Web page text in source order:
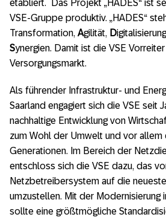
etabliert. Das Projekt „HADES“ ist
VSE-Gruppe produktiv. „HADES“
Transformation, Agilität, D
Synergien. Damit ist die VSE
Versorgungsmarkt.
Als führender Infrastruktur- und
Saarland engagiert sich die VSE seit
nachhaltige Entwicklung von
zum Wohl der Umwelt und vor allem
Generationen. Im Bereich der
entschloss sich die VSE dazu, das
Netzbetreibersystem auf die
umzustellen. Mit der Modernisierung
sollte eine größtmögliche